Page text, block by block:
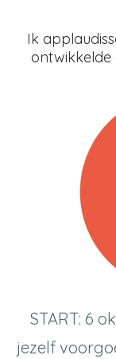
Ik
ontwikkelde
START: 6
jezelf